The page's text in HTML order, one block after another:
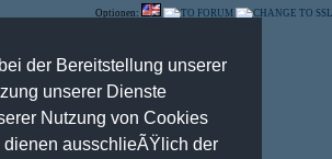
der Bereitstellung unserer
unserer Dienste
Nutzung von Cookies
dienen ausschlieÃŸlich der
Optionen: